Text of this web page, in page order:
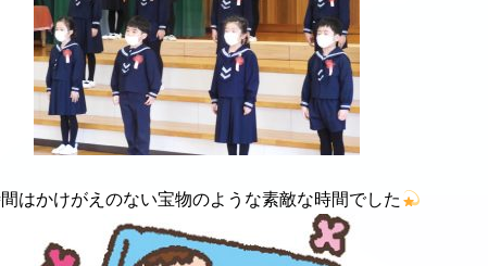
はかけがえのない宝物のような素敵な時間でした